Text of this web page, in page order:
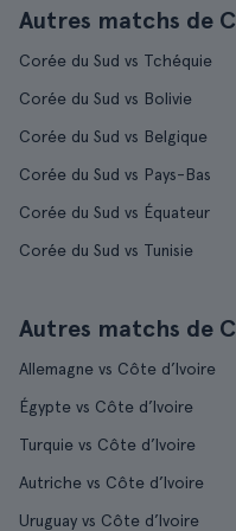
Autres matchs de
Corée du Sud vs Tchéquie
Corée du Sud vs Bolivie
Corée du Sud vs Belgique
Corée du Sud vs Pays-Bas
Corée du Sud vs Équateur
Corée du Sud vs Tunisie
Autres matchs de
Allemagne vs Côte d’Ivoire
Égypte vs Côte d’Ivoire
Turquie vs Côte d’Ivoire
Autriche vs Côte d’Ivoire
Uruguay vs Côte d’Ivoire